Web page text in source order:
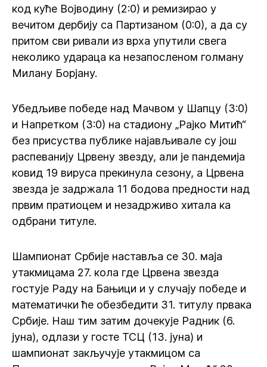
код куће Војводину (2:0) и ремизирао у
вечитом дербију са Партизаном (0:0), а да су
притом сви ривали из врха упутили свега
неколико удараца ка незапосленом голману
Милану Борјану.
Убедљиве победе над Мачвом у Шапцу (3:0)
и Напретком (3:0) на стадиону „Рајко Митић“
без присуства публике најављивале су још
распеванију Црвену звезду, али је пандемија
ковид 19 вируса прекинула сезону, а Црвена
звезда је задржала 11 бодова предности над
првим пратиоцем и незадрживо хитала ка
одбрани титуле.
Шампионат Србије наставља се 30. маја
утакмицама 27. кола где Црвена звезда
гостује Раду на Бањици и у случају победе и
математички ће обезбедити 31. титулу првака
Србије. Наш тим затим дочекује Радник (6.
јуна), одлази у госте ТСЦ (13. јуна) и
шампионат закључује утакмицом са